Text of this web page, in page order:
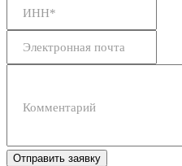
ИНН*
Электронная почта
Комментарий
Отправить заявку